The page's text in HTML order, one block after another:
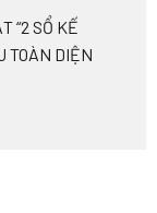
“2 SỔ KẾ
TOÀN DIỆN